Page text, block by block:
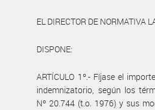
EL DIRECTOR DE NORMATIVA
DISPONE:
ARTÍCULO 1º.- Fíjase el
indemnizatorio, según los
Nº 20.744 (t.o. 1976) y sus